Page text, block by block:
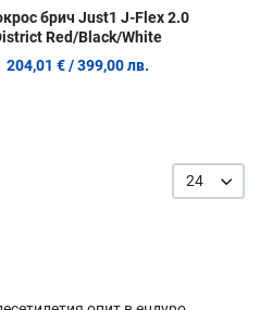
брич Just1 J-Flex 2.0
Red/Black/White
204,01 € / 399,00 лв.
24